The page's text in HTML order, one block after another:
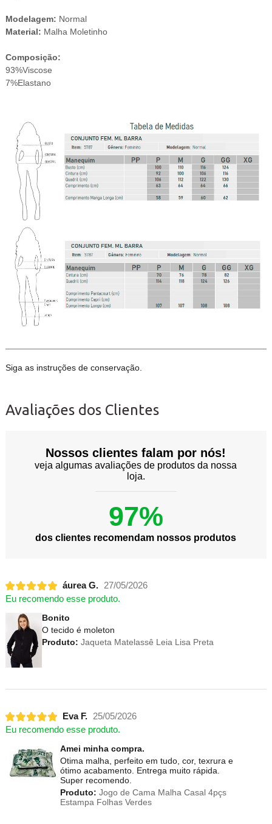
Modelagem: Normal
Material: Malha Moletinho
Composição:
93%Viscose
7%Elastano
Siga as instruções de conservação.
Avaliações dos Clientes
Nossos clientes falam por nós!
veja algumas avaliações de produtos da nossa
loja.
97%
dos clientes recomendam nossos produtos
áurea G. 27/05/2026
Eu recomendo esse produto.
Bonito
O tecido é moleton
Produto: Jaqueta Matelassê Leia Lisa Preta
Eva F. 25/05/2026
Eu recomendo esse produto.
Amei minha compra.
Otima malha, perfeito em tudo, cor, texrura e
ótimo acabamento. Entrega muito rápida.
Super recomendo.
Produto: Jogo de Cama Malha Casal 4pçs
Estampa Folhas Verdes